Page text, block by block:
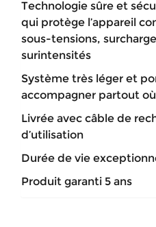
Technologie sûre et
qui protège l’appareil
sous-tensions,
surintensités
Système très léger et
accompagner partout
Livrée avec câble de
d’utilisation
Durée de vie
Produit garanti 5 ans